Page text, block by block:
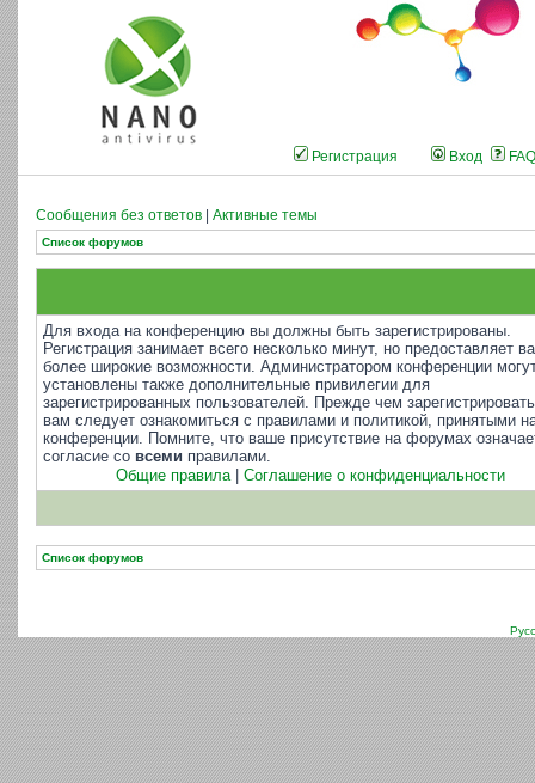
Регистрация Вход FAQ
Сообщения без ответов Активные темы
Список форумов
Для входа на конференцию вы должны быть зарегистрированы.
Регистрация занимает всего несколько минут, но предоставляет
более широкие возможности. Администратором конференции
установлены также дополнительные привилегии для
зарегистрированных пользователей. Прежде чем
вам следует ознакомиться с правилами и политикой, принятыми
конференции. Помните, что ваше присутствие на форумах
согласие со всеми правилами.
Общие правила| Соглашение о конфиденциальности
Список форумов